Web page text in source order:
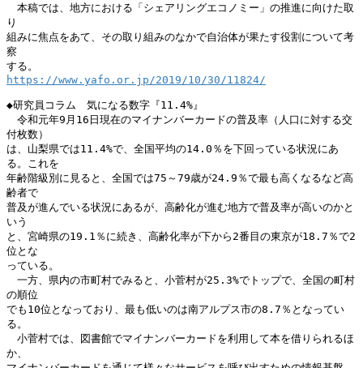
本稿では、地方における「シェアリングエコノミー」の推進に向けた取
り
組みに焦点をあて、その取り組みのなかで自治体が果たす役割について考
察
https://www.yafo.or.jp/2019/10/30/11824/
◆研究員コラム　気になる数字『11.4%』
令和元年9月16日現在のマイナンバーカードの普及率（人口に対する交
付枚数）
は、山梨県では11.4%で、全国平均の14.0％を下回っている状況にあ
る。これを
年齢階級別に見ると、全国では75～79歳が24.9％で最も高くなるなど高
齢者で
普及が進んでいる状況にあるが、高齢化が進む地方で普及率が高いのかと
いう
と、宮崎県の19.1％に続き、高齢化率が下から2番目の東京が18.7％で2
位とな
っている。
一方、県内の市町村でみると、小菅村が25.3%でトップで、全国の町村
の順位
でも10位となっており、最も低いのは南アルプス市の8.7％となってい
る。
小菅村では、図書館でマイナンバーカードを利用して本を借りられるほ
か、